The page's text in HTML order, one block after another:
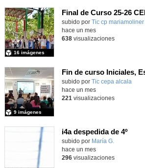
subido por Tic cp
16 imágenes
hace un mes
638visualizaciones
subido por Tic cepa alcala
9 imágenes
hace un mes
221 visualizaciones
i4a despedida de 4º
Contenido educativo.
subido por María G.
hace un mes
296visualizaciones